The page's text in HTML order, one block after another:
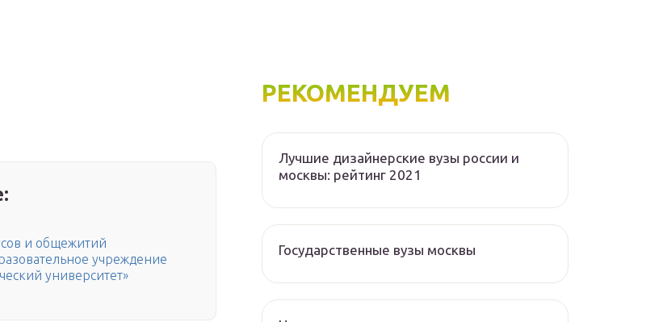
и общежитий
учреждение
университет»
РЕКОМЕНДУЕМ
Лучшие дизайнерские вузы россии и
москвы: рейтинг 2021
Государственные вузы москвы